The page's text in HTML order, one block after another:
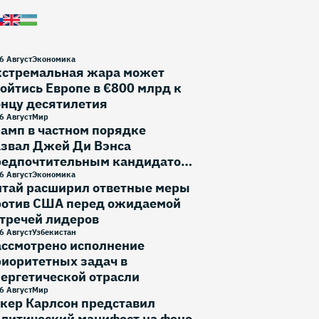
АвгустЭкономика
жара может
Европе в €800 млрд к
десятилетия
АвгустМир
в частном порядке
Джей Ди Вэнса
кандидатом
выборы 2028 года
АвгустЭкономика
расширил ответные меры
США перед ожидаемой
лидеров
АвгустУзбекистан
исполнение
задач в
отрасли
АвгустМир
Карлсон представил